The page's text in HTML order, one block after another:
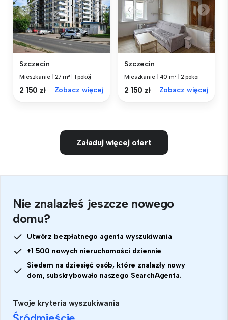
Szczecin
Mieszkanie 27 m² 1 pokój
2 150 zł Zobacz więcej
Szczecin
Mieszkanie 40 m² 2 pokoi
2 150 zł Zobacz więcej
Załaduj więcej ofert
Nie znalazłeś jeszcze nowego
domu?
Utwórz bezpłatnego agenta wyszukiwania
+1 500 nowych nieruchomości dziennie
Siedem na dziesięć osób, które znalazły nowy
dom, subskrybowało naszego SearchAgenta.
Twoje kryteria wyszukiwania